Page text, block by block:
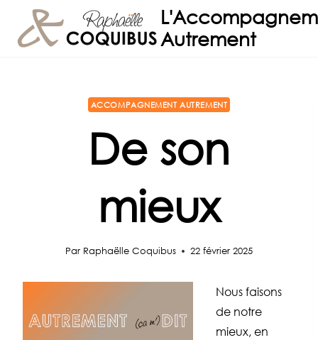
contenu
Autrement
ACCOMPAGNEMENT AUTREMENT
De son
mieux
Par Raphaëlle Coquibus 22 février 2025
Nous faisons
de notre
mieux, en